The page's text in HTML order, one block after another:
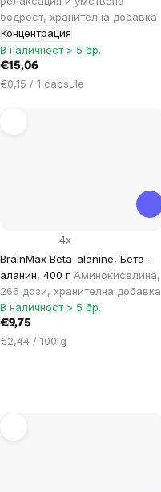
бодрост, хранителна добавка
Концентрация
В наличност > 5 бр.
€15,06
Цена
€0,15 / 1 capsule
BrainMax Beta-alanine, Бета-
аланин, 400 г Аминокиселина,
266 дози, хранителна добавка
4x
В наличност > 5 бр.
€9,75
Цена
€2,44 / 100 g